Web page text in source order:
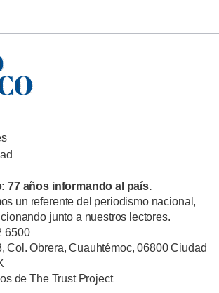
77 años informando al país.
un referente del periodismo nacional,
junto a nuestros lectores.
6500
Col. Obrera, Cuauhtémoc, 06800 Ciudad
de The Trust Project